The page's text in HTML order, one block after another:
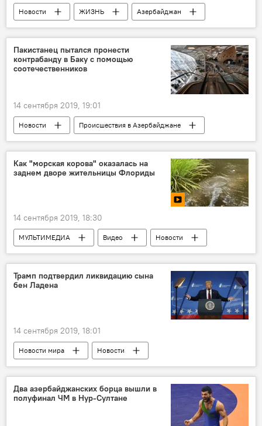
Новости ЖИЗНЬ Азербайджан
Пакистанец пытался пронести
контрабанду в Баку с помощью
соотечественников
14 сентября 2019, 19:01
Новости
Происшествия в Азербайджане
Происшествия
ЖИЗНЬ
Азербайджан
Как "морская корова" оказалась на
заднем дворе жительницы Флориды
14 сентября 2019, 18:30
МУЛЬТИМЕДИА Видео
Новости
Новости мира
ЖИЗНЬ
Трамп подтвердил ликвидацию сына
бен Ладена
14 сентября 2019, 18:01
Новости мира Новости
Два азербайджанских борца вышли в
полуфинал ЧМ в Нур-Султане